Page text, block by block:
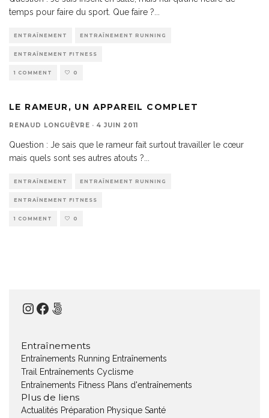
temps pour faire du sport. Que faire ?
ENTRAÎNEMENT ENTRAÎNEMENT RUNNING
ENTRAÎNEMENT FITNESS
1 COMMENT 0
LE RAMEUR, UN APPAREIL COMPLET
RENAUD LONGUÈVRE · 4 JUIN 2011
Question : Je sais que le rameur fait surtout travailler le cœur
mais quels sont ses autres atouts ?
ENTRAÎNEMENT ENTRAÎNEMENT RUNNING
ENTRAÎNEMENT FITNESS
1 COMMENT 0
Instagram
Facebook
500px
Entraînements
Entraînements Running Entraînements
Trail
Entraînements Cyclisme
Entraînements Fitness Plans d'entraînements
Plus de liens
Actualités Préparation Physique Santé